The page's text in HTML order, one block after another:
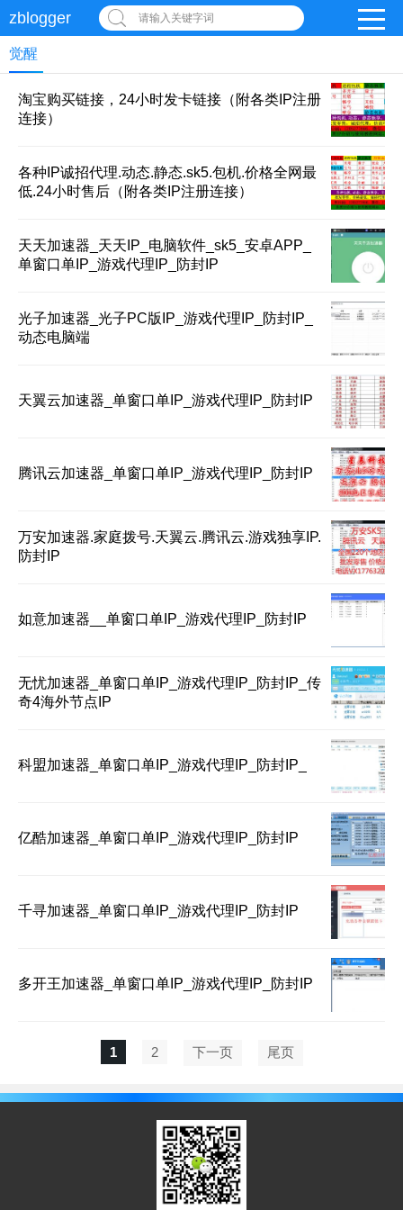
zblogger 请输入关键字词
觉醒
淘宝购买链接，24小时发卡链接（附各类IP注册
连接）
各种IP诚招代理.动态.静态.sk5.包机.价格全网最
低.24小时售后（附各类IP注册连接）
天天加速器_天天IP_电脑软件_sk5_安卓APP_
单窗口单IP_游戏代理IP_防封IP
光子加速器_光子PC版IP_游戏代理IP_防封IP_
动态电脑端
天翼云加速器_单窗口单IP_游戏代理IP_防封IP
腾讯云加速器_单窗口单IP_游戏代理IP_防封IP
万安加速器.家庭拨号.天翼云.腾讯云.游戏独享IP.
防封IP
如意加速器__单窗口单IP_游戏代理IP_防封IP
无忧加速器_单窗口单IP_游戏代理IP_防封IP_传
奇4海外节点IP
科盟加速器_单窗口单IP_游戏代理IP_防封IP_
亿酷加速器_单窗口单IP_游戏代理IP_防封IP
千寻加速器_单窗口单IP_游戏代理IP_防封IP
多开王加速器_单窗口单IP_游戏代理IP_防封IP
1 2 下一页 尾页